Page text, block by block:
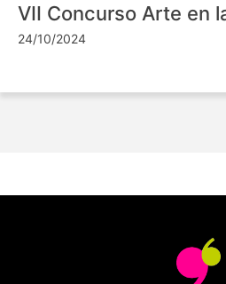
VII Concurso Arte en
24/10/2024